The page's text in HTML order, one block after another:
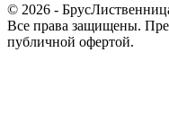
© 2026 -
Все права защищены.
публичной офертой.